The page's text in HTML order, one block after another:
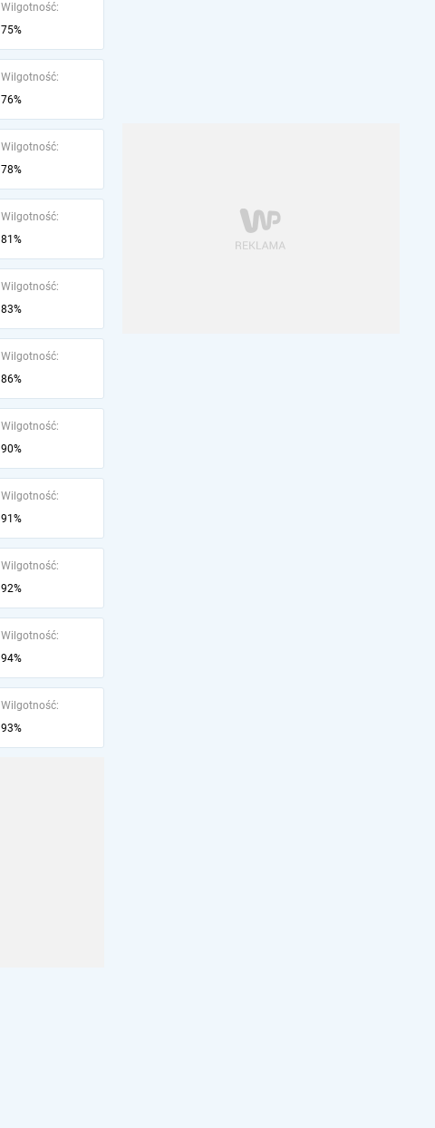
Wilgotność:
75%
Wilgotność:
76%
Wilgotność:
78%
Wilgotność:
81%
Wilgotność:
83%
Wilgotność:
86%
Wilgotność:
90%
Wilgotność:
91%
Wilgotność:
92%
Wilgotność:
94%
Wilgotność:
93%